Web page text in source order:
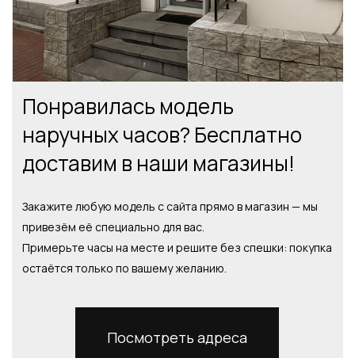
Понравилась модель
наручных часов? Бесплатно
доставим в наши магазины!
Закажите любую модель с сайта прямо в магазин — мы
привезём её специально для вас.
Примерьте часы на месте и решите без спешки: покупка
остаётся только по вашему желанию.
Посмотреть адреса